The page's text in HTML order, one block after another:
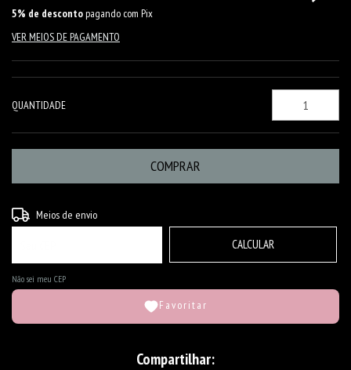
5% de descontopagando com Pix
VER MEIOS DE PAGAMENTO
QUANTIDADE
Entregas para o CEP:
Meios de envio
CALCULAR
Não sei meu CEP
Favoritar
Compartilhar: